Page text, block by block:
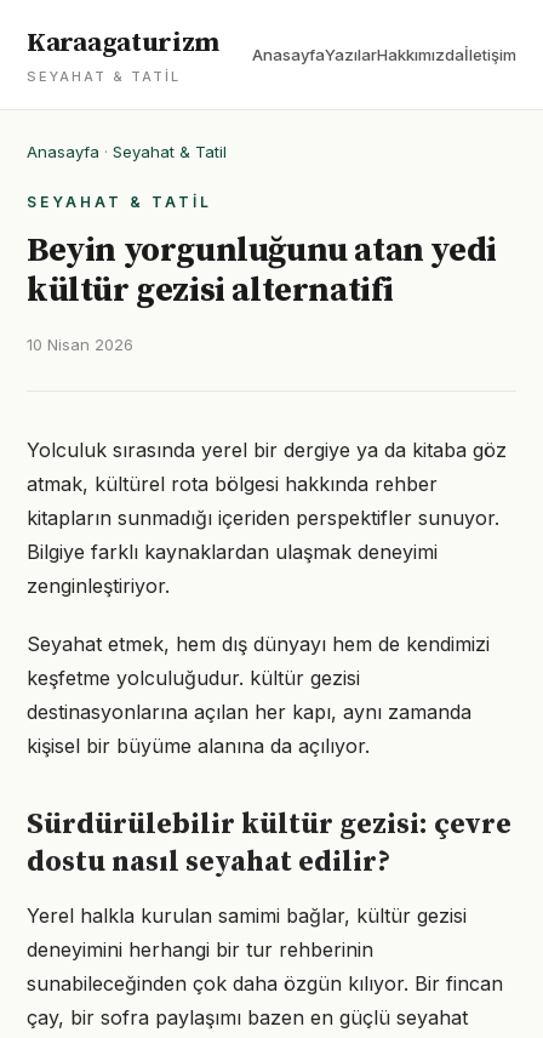
Karaagaturizm
SEYAHAT & TATIL
AnasayfaYazılarHakkımızdaİletişim
Anasayfa · Seyahat & Tatil
SEYAHAT & TATIL
Beyin yorgunluğunu atan yedi
kültür gezisi alternatifi
10 Nisan 2026
Yolculuk sırasında yerel bir dergiye ya da kitaba göz
atmak, kültürel rota bölgesi hakkında rehber
kitapların sunmadığı içeriden perspektifler sunuyor.
Bilgiye farklı kaynaklardan ulaşmak deneyimi
zenginleştiriyor.
Seyahat etmek, hem dış dünyayı hem de kendimizi
keşfetme yolculuğudur. kültür gezisi
destinasyonlarına açılan her kapı, aynı zamanda
kişisel bir büyüme alanına da açılıyor.
Sürdürülebilir kültür gezisi: çevre
dostu nasıl seyahat edilir?
Yerel halkla kurulan samimi bağlar, kültür gezisi
deneyimini herhangi bir tur rehberinin
sunabileceğinden çok daha özgün kılıyor. Bir fincan
çay, bir sofra paylaşımı bazen en güçlü seyahat